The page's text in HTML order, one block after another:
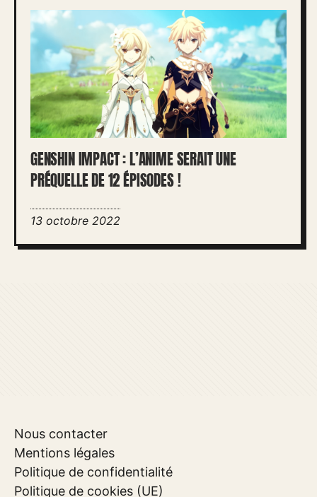
GENSHIN IMPACT : L’ANIME SERAIT UNE
PRÉQUELLE DE 12 ÉPISODES !
13 octobre 2022
Nous contacter
Mentions légales
Politique de confidentialité
Politique de cookies (UE)